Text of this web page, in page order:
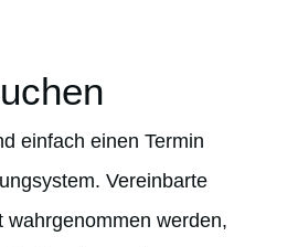
einfach einen Termin
Vereinbarte
wahrgenommen werden,